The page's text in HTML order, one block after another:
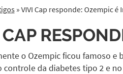
» VIVI Cap responde: Ozempic é
o Ozempic ficou famoso
controle da diabetes tipo 2 e